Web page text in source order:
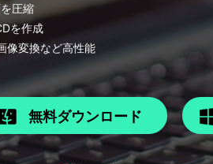
圧縮
を作成
像変換など高性能
無料ダウンロード